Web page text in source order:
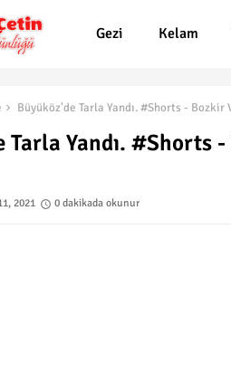
Gezi Kelam
Büyüköz'de Tarla Yandı. #Shorts - Bozkir
Tarla Yandı. #Shorts
2021
0 dakikada okunur